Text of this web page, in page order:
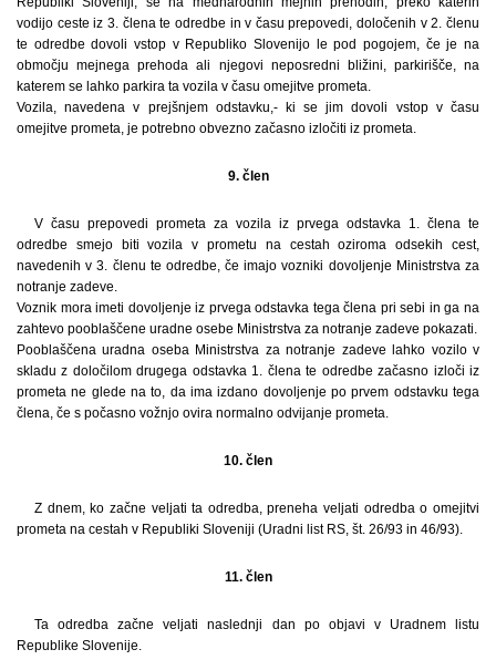
vodijo ceste iz 3. člena te odredbe in v času prepovedi, določenih v 2. členu
te odredbe dovoli vstop v Republiko Slovenijo le pod pogojem, če je na
območju mejnega prehoda ali njegovi neposredni bližini, parkirišče, na
katerem se lahko parkira ta vozila v času omejitve prometa.
Vozila, navedena v prejšnjem odstavku,- ki se jim dovoli vstop v času
omejitve prometa, je potrebno obvezno začasno izločiti iz prometa.
9. člen
V času prepovedi prometa za vozila iz prvega odstavka 1. člena te
odredbe smejo biti vozila v prometu na cestah oziroma odsekih cest,
navedenih v 3. členu te odredbe, če imajo vozniki dovoljenje Ministrstva za
notranje zadeve.
Voznik mora imeti dovoljenje iz prvega odstavka tega člena pri sebi in ga na
zahtevo pooblaščene uradne osebe Ministrstva za notranje zadeve pokazati.
Pooblaščena uradna oseba Ministrstva za notranje zadeve lahko vozilo v
skladu z določilom drugega odstavka 1. člena te odredbe začasno izloči iz
prometa ne glede na to, da ima izdano dovoljenje po prvem odstavku tega
člena, če s počasno vožnjo ovira normalno odvijanje prometa.
10. člen
Z dnem, ko začne veljati ta odredba, preneha veljati odredba o omejitvi
prometa na cestah v Republiki Sloveniji (Uradni list RS, št. 26/93 in 46/93).
11. člen
Ta odredba začne veljati naslednji dan po objavi v Uradnem listu
Republike Slovenije.